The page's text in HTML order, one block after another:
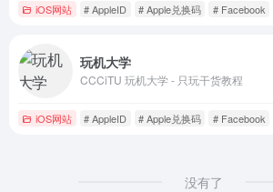
iOS网站 # AppleID # Apple兑换码 # Facebook
玩机大学
CCCiTU 玩机大学 - 只玩干货教程
iOS网站 # AppleID # Apple兑换码 # Facebook
没有了